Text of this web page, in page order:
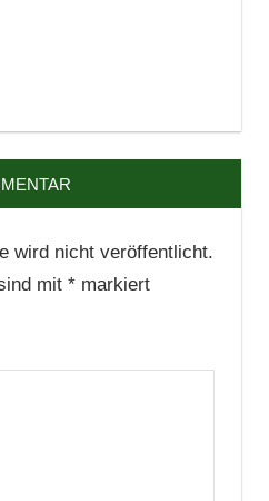
wird nicht veröffentlicht.
mit *markiert